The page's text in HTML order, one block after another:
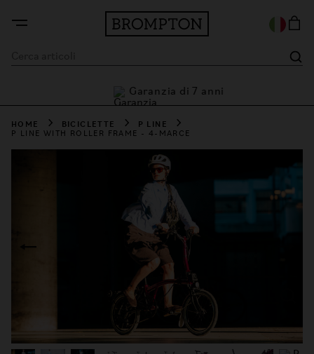
Garanzia di 7 anni
HOME BICICLETTE P LINE
P LINE WITH ROLLER FRAME - 4-MARCE